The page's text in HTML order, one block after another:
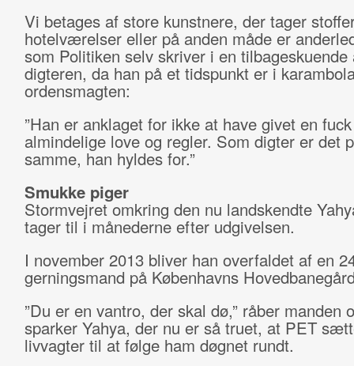
Vi betages af store kunstnere, der tager
hotelværelser eller på anden måde er
som Politiken selv skriver i en
digteren, da han på et tidspunkt er i
ordensmagten:
”Han er anklaget for ikke at have givet en
almindelige love og regler. Som digter er det
samme, han hyldes for.”
Smukke piger
Stormvejret omkring den nu landskendte
tager til i månederne efter udgivelsen.
I november 2013 bliver han overfaldet af en
gerningsmand på Københavns
”Du er en vantro, der skal dø,” råber manden
sparker Yahya, der nu er så truet, at PET
livvagter til at følge ham døgnet rundt.